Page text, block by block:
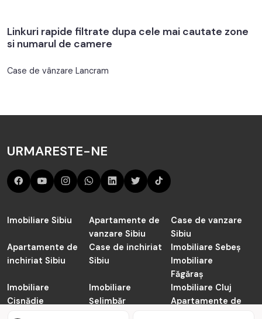
Linkuri rapide filtrate dupa cele mai cautate zone
si numarul de camere
Case de vânzare Lancram
URMARESTE-NE
Imobiliare Sibiu
Apartamente de
vanzare Sibiu
Case de vanzare
Sibiu
Apartamente de
inchiriat Sibiu
Case de inchiriat
Sibiu
Imobiliare Sebeș
Imobiliare
Făgăraș
Imobiliare
Cisnădie
Imobiliare
Șelimbăr
Imobiliare Cluj
Apartamente de